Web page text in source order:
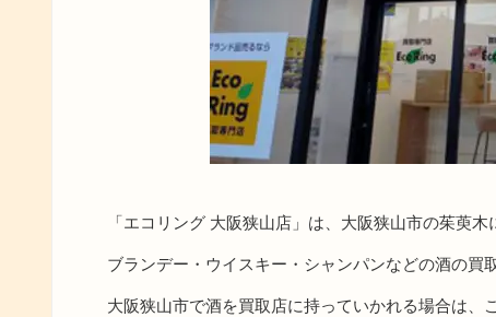
「エコリング 大阪狭山店」は、大阪狭山市の茱萸木
ブランデー・ウイスキー・シャンパンなどの酒の買
大阪狭山市で酒を買取店に持っていかれる場合は、